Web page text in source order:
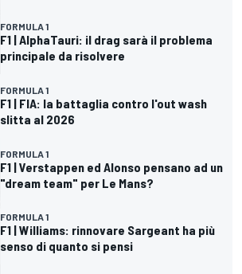
FORMULA 1
F1 | AlphaTauri: il drag sarà il problema
principale da risolvere
FORMULA 1
F1 | FIA: la battaglia contro l'out wash
slitta al 2026
FORMULA 1
F1 | Verstappen ed Alonso pensano ad un
"dream team" per Le Mans?
FORMULA 1
F1 | Williams: rinnovare Sargeant ha più
senso di quanto si pensi